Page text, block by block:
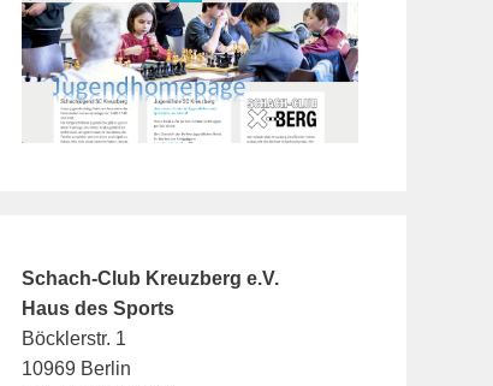
Schach-Club Kreuzberg e.V.
Haus des Sports
Böcklerstr. 1
10969 Berlin